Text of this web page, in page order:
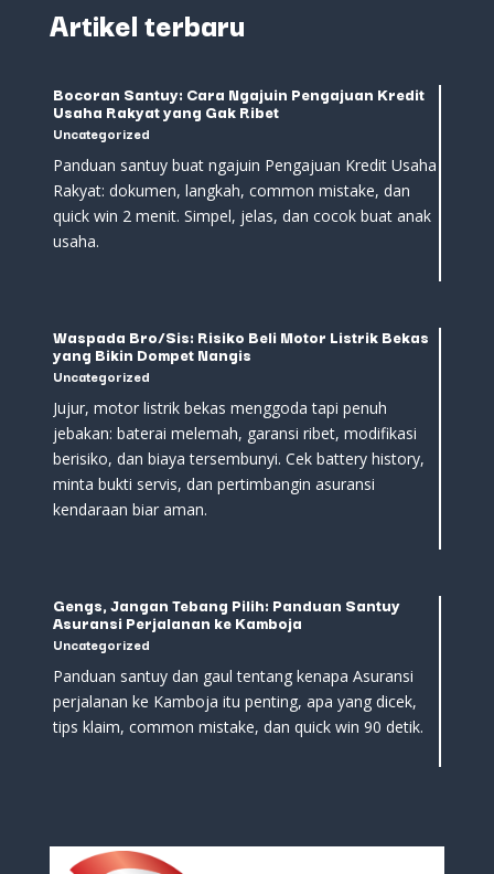
Artikel terbaru
Bocoran Santuy: Cara Ngajuin Pengajuan Kredit
Usaha Rakyat yang Gak Ribet
Uncategorized
Panduan santuy buat ngajuin Pengajuan Kredit Usaha
Rakyat: dokumen, langkah, common mistake, dan
quick win 2 menit. Simpel, jelas, dan cocok buat anak
usaha.
Waspada Bro/Sis: Risiko Beli Motor Listrik Bekas
yang Bikin Dompet Nangis
Uncategorized
Jujur, motor listrik bekas menggoda tapi penuh
jebakan: baterai melemah, garansi ribet, modifikasi
berisiko, dan biaya tersembunyi. Cek battery history,
minta bukti servis, dan pertimbangin asuransi
kendaraan biar aman.
Gengs, Jangan Tebang Pilih: Panduan Santuy
Asuransi Perjalanan ke Kamboja
Uncategorized
Panduan santuy dan gaul tentang kenapa Asuransi
perjalanan ke Kamboja itu penting, apa yang dicek,
tips klaim, common mistake, dan quick win 90 detik.